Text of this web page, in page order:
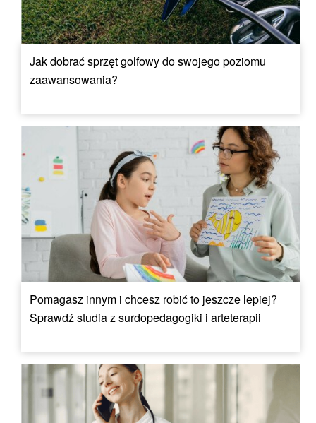
Jak dobrać sprzęt golfowy do swojego poziomu
zaawansowania?
Pomagasz innym i chcesz robić to jeszcze lepiej?
Sprawdź studia z surdopedagogiki i arteterapii